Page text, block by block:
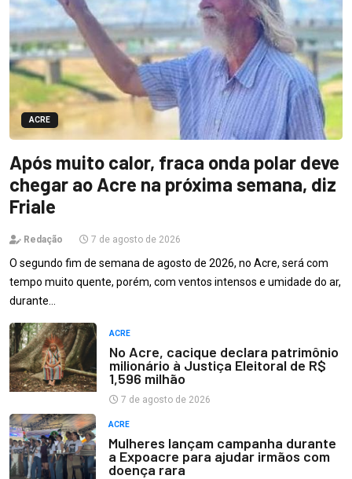
ACRE
Após muito calor, fraca onda polar deve
chegar ao Acre na próxima semana, diz
Friale
Redação 7 de agosto de 2026
O segundo fim de semana de agosto de 2026, no Acre, será com
tempo muito quente, porém, com ventos intensos e umidade do ar,
durante…
ACRE
No Acre, cacique declara patrimônio
milionário à Justiça Eleitoral de R$
1,596 milhão
7 de agosto de 2026
ACRE
Mulheres lançam campanha durante
a Expoacre para ajudar irmãos com
doença rara